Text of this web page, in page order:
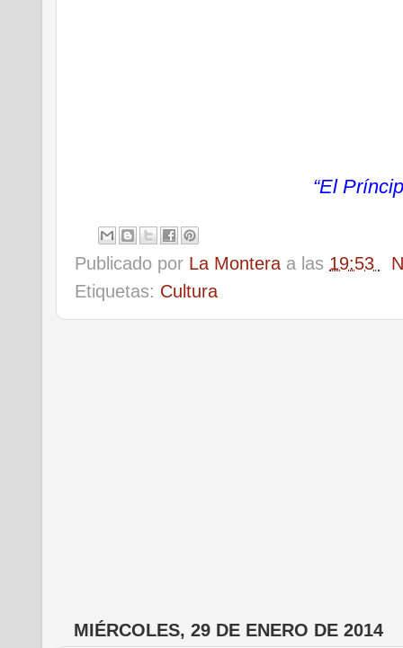
“El
Publicado por La Montera a las 19:53
Etiquetas: Cultura
MIÉRCOLES, 29 DE ENERO DE 2014